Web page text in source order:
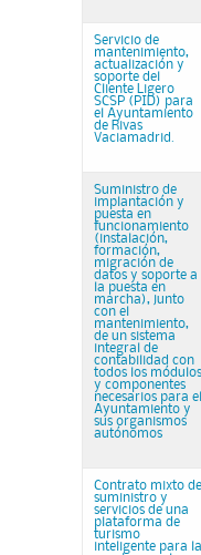
Servicio de
mantenimiento,
actualización y
soporte del
Cliente Ligero
SCSP (PID) para
el Ayuntamiento
de Rivas
Vaciamadrid.
Suministro de
implantación y
puesta en
funcionamiento
(instalación,
formación,
migración de
datos y soporte a
la puesta en
marcha), junto
con el
mantenimiento,
de un sistema
integral de
contabilidad con
todos los módulos
y componentes
necesarios para el
Ayuntamiento y
sus organismos
autónomos
Contrato mixto de
suministro y
servicios de una
plataforma de
turismo
inteligente para la